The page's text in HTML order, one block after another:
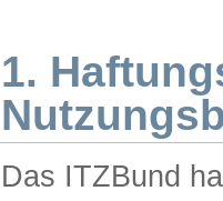
1.
Das ITZBund